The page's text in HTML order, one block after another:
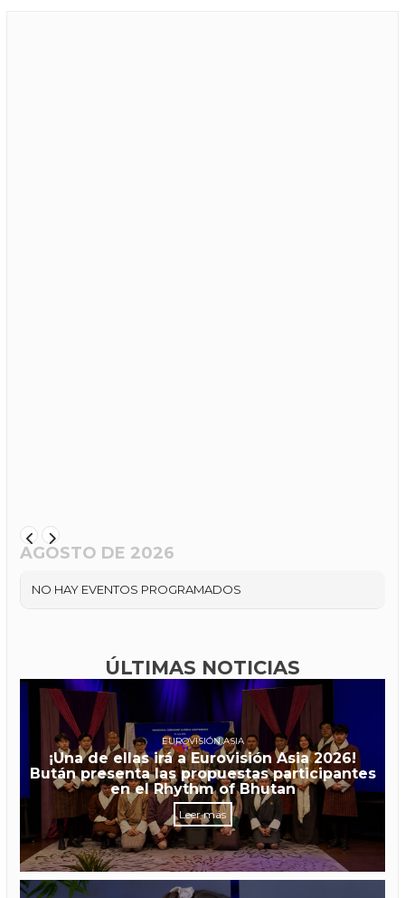
AGOSTO DE 2026
NO HAY EVENTOS PROGRAMADOS
ÚLTIMAS NOTICIAS
EUROVISIÓN ASIA
¡Una de ellas irá a Eurovisión Asia 2026!
Bután presenta las propuestas participantes
en el Rhythm of Bhutan
Leer más